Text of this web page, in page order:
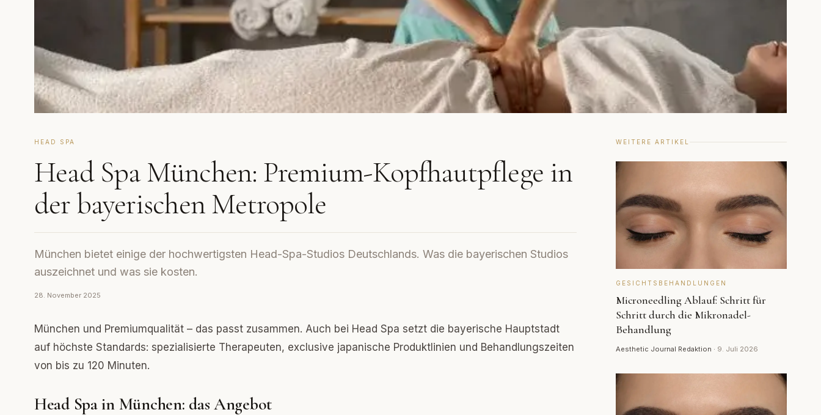
HEAD SPA
Head Spa München: Premium-Kopfhautpflege in
der bayerischen Metropole
München bietet einige der hochwertigsten Head-Spa-Studios Deutschlands. Was die bayerischen Studios
auszeichnet und was sie kosten.
28. November 2025
München und Premiumqualität – das passt zusammen. Auch bei Head Spa setzt die bayerische Hauptstadt
auf höchste Standards: spezialisierte Therapeuten, exclusive japanische Produktlinien und Behandlungszeiten
von bis zu 120 Minuten.
Head Spa in München: das Angebot
WEITERE ARTIKEL
GESICHTSBEHANDLUNGEN
Microneedling Ablauf: Schritt für
Schritt durch die Mikronadel-
Behandlung
Aesthetic Journal Redaktion · 9. Juli 2026